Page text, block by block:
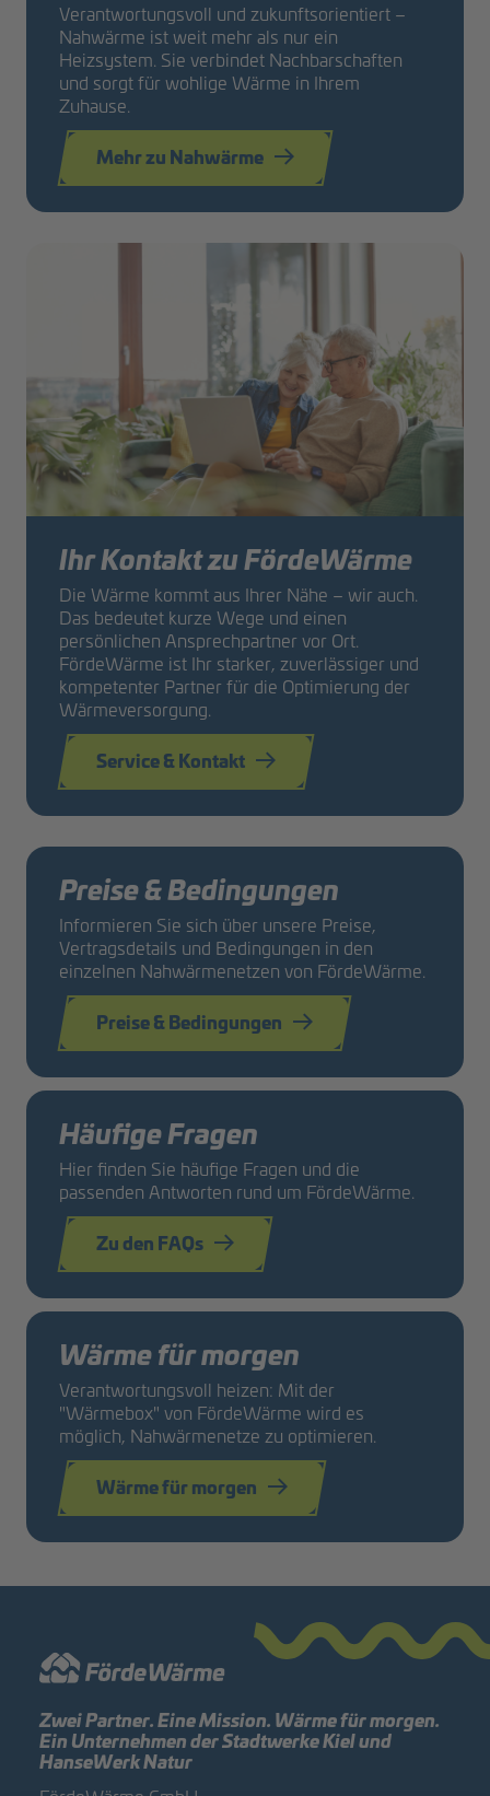
Verantwortungsvoll und zukunftsorientiert –
Nahwärme ist weit mehr als nur ein
Heizsystem. Sie verbindet Nachbarschaften
und sorgt für wohlige Wärme in Ihrem
Zuhause.
Mehr zu Nahwärme
Ihr Kontakt zu FördeWärme
Die Wärme kommt aus Ihrer Nähe – wir auch.
Das bedeutet kurze Wege und einen
persönlichen Ansprechpartner vor Ort.
FördeWärme ist Ihr starker, zuverlässiger und
kompetenter Partner für die Optimierung der
Wärmeversorgung.
Service & Kontakt
Preise & Bedingungen
Informieren Sie sich über unsere Preise,
Vertragsdetails und Bedingungen in den
einzelnen Nahwärmenetzen von FördeWärme.
Preise & Bedingungen
Häufige Fragen
Hier finden Sie häufige Fragen und die
passenden Antworten rund um FördeWärme.
Zu den FAQs
Wärme für morgen
Verantwortungsvoll heizen: Mit der
"Wärmebox" von FördeWärme wird es
möglich, Nahwärmenetze zu optimieren.
Wärme für morgen
Zwei Partner. Eine Mission. Wärme für morgen.
Ein Unternehmen der Stadtwerke Kiel und
HanseWerk Natur